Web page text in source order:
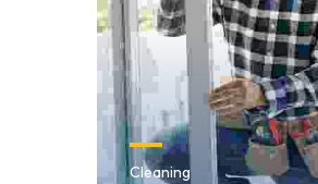
Cleaning